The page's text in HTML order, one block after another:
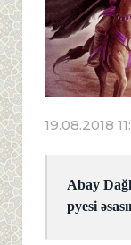
19.08.2018
Abay
pyesi